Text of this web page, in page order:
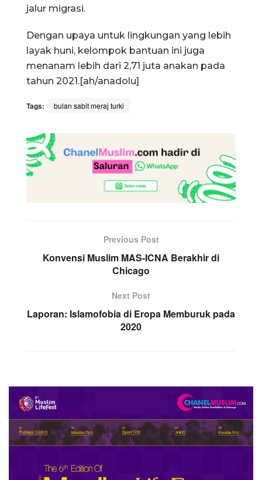
jalur migrasi.
Dengan upaya untuk lingkungan yang lebih
layak huni, kelompok bantuan ini juga
menanam lebih dari 2,71 juta anakan pada
tahun 2021.[ah/anadolu]
Tags: bulan sabit meraj turki
Previous Post
Konvensi Muslim MAS-ICNA Berakhir di
Chicago
Next Post
Laporan: Islamofobia di Eropa Memburuk pada
2020